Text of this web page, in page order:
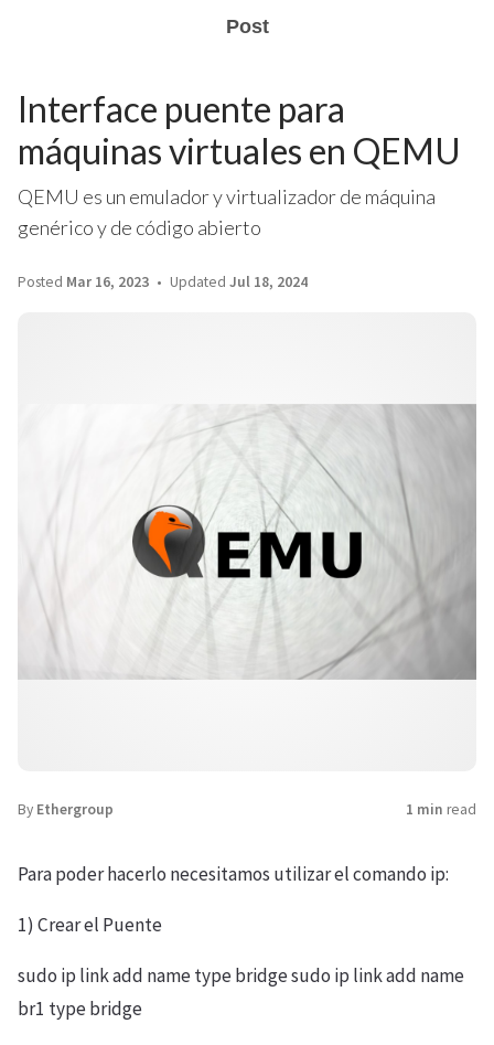
Post
Interface puente para
máquinas virtuales en QEMU
QEMU es un emulador y virtualizador de máquina
genérico y de código abierto
Posted Mar 16, 2023 Updated Jul 18, 2024
By Ethergroup 1 min read
Para poder hacerlo necesitamos utilizar el comando ip:
1) Crear el Puente
sudo ip link add nametype bridge sudo ip link add name
br1 type bridge